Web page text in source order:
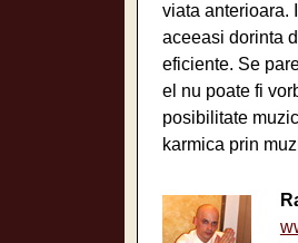
viata anterioara.
aceeasi dorinta
eficiente. Se
el nu poate fi
posibilitate
karmica prin